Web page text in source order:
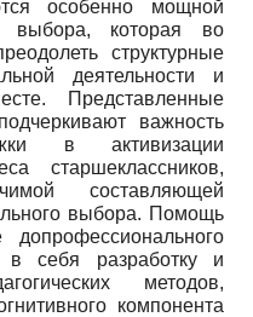
особенно мощной
выбора, которая во
структурные
деятельности и
Представленные
важность
в активизации
старшеклассников,
составляющей
выбора. Помощь
в себя разработку и
методов,
компонента